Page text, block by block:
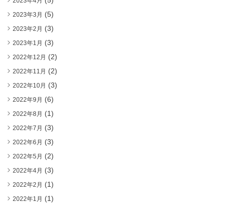
2023年3月 (5)
2023年2月 (3)
2023年1月 (3)
2022年12月 (2)
2022年11月 (2)
2022年10月 (3)
2022年9月 (6)
2022年8月 (1)
2022年7月 (3)
2022年6月 (3)
2022年5月 (2)
2022年4月 (3)
2022年2月 (1)
2022年1月 (1)